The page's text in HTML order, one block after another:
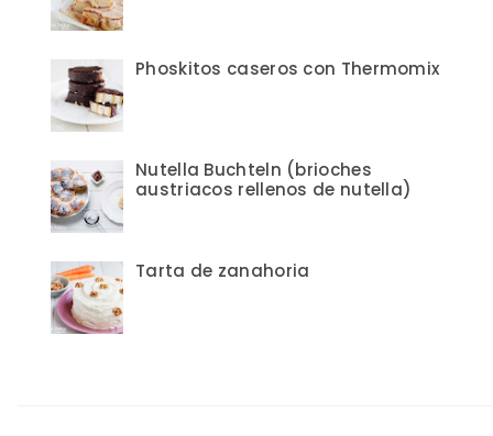
Phoskitos caseros con Thermomix
Nutella Buchteln (brioches
austriacos rellenos de nutella)
Tarta de zanahoria